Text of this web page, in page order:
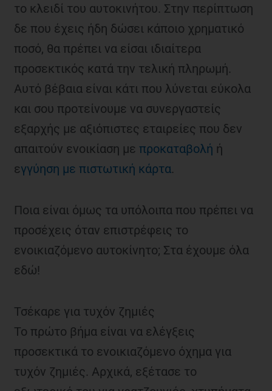
το κλειδί του αυτοκινήτου. Στην περίπτωση
δε που έχεις ήδη δώσει κάποιο χρηματικό
ποσό, θα πρέπει να είσαι ιδιαίτερα
προσεκτικός κατά την τελική πληρωμή.
Αυτό βέβαια είναι κάτι που λύνεται εύκολα
και σου προτείνουμε να συνεργαστείς
εξαρχής με αξιόπιστες εταιρείες που δεν
απαιτούν ενοικίαση με προκαταβολή ή
εγγύηση με πιστωτική κάρτα.
Ποια είναι όμως τα υπόλοιπα που πρέπει να
προσέχεις όταν επιστρέφεις το
ενοικιαζόμενο αυτοκίνητο; Στα έχουμε όλα
εδώ!
Τσέκαρε για τυχόν ζημιές
Το πρώτο βήμα είναι να ελέγξεις
προσεκτικά το ενοικιαζόμενο όχημα για
τυχόν ζημιές. Αρχικά, εξέτασε το